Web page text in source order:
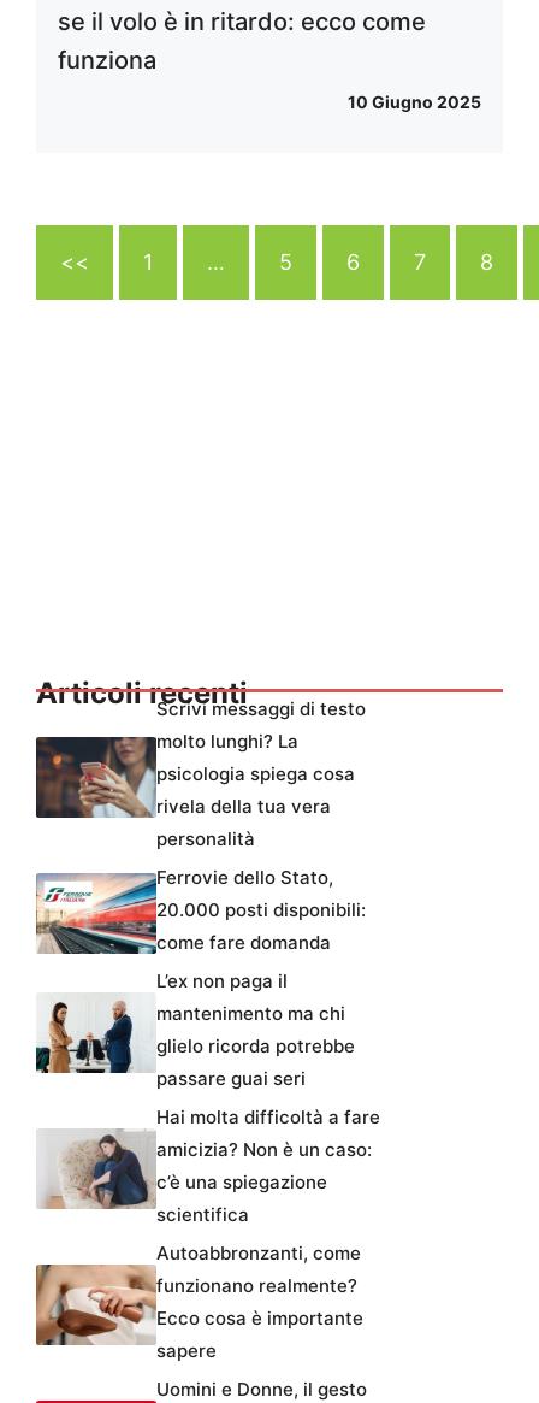
se il volo è in ritardo: ecco come
funziona
10 Giugno 2025
<< 1 … 5 6 7 8
Articoli recentiScrivi messaggi di testo
molto lunghi? La
psicologia spiega cosa
rivela della tua vera
personalità
Ferrovie dello Stato,
20.000 posti disponibili:
come fare domanda
L’ex non paga il
mantenimento ma chi
glielo ricorda potrebbe
passare guai seri
Hai molta difficoltà a fare
amicizia? Non è un caso:
c’è una spiegazione
scientifica
Autoabbronzanti, come
funzionano realmente?
Ecco cosa è importante
sapere
Uomini e Donne, il gesto